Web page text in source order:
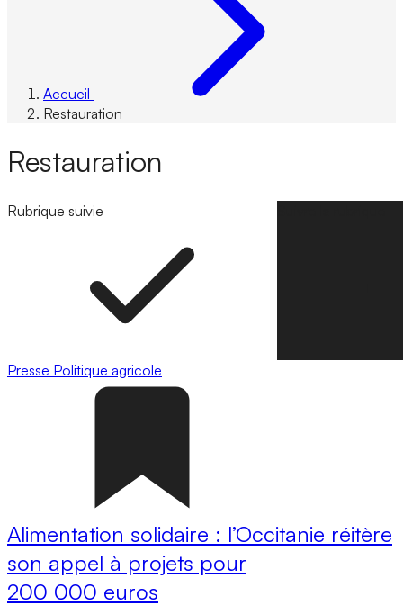
Accueil
Restauration
Restauration
Rubrique suivie
Presse Politique agricole
Alimentation solidaire : l’Occitanie réitère
son appel à projets pour
200 000 euros